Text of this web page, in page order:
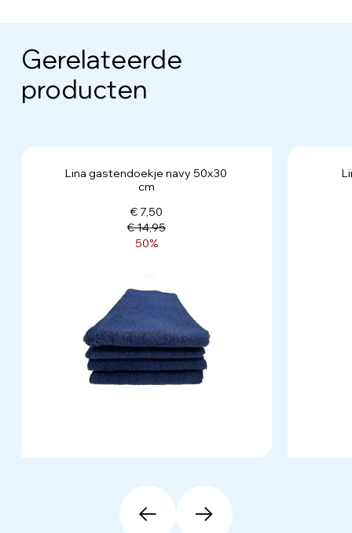
Gerelateerde
producten
Lina gastendoekje navy 50x30
cm
€ 7,50
€ 14,95
50%